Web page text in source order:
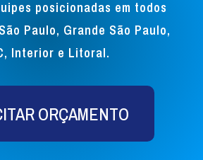
posicionadas em todos
Paulo, Grande São Paulo,
Interior e Litoral.
ORÇAMENTO